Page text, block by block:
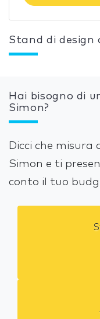
Stand di design
Hai bisogno di
Simon?
Dicci che misura
Simon e ti
conto il tuo